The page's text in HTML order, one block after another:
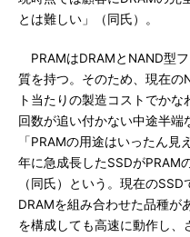
とは難しい」（同氏）。
PRAMはDRAMとNAND型
質を持つ。そのため、現在の
ト当たりの製造コストでか
回数が追い付かない中途半端
「PRAMの用途はいったん
年に急成長したSSDがPRAM
（同氏）という。現在の
DRAMを組み合わせた品種が
を構成しても高速に動作し、